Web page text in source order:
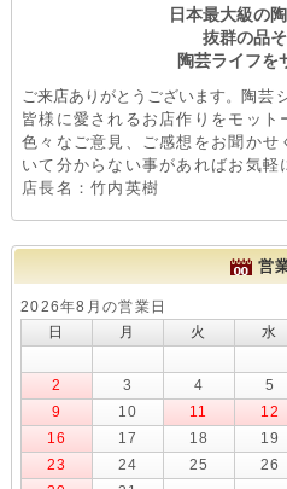
日本最大級の
抜群の品
陶芸ライフを
ご来店ありがとうございます。 陶芸
皆様に愛されるお店作りをモット
色々なご意見、ご感想をお聞か
いて分からない事があればお気軽
店長名：竹内英樹
営
2026年8月の営業日
日
月 火 水
2
3 4 5
9
10 11 12
16
17 18 19
23
24 25 26